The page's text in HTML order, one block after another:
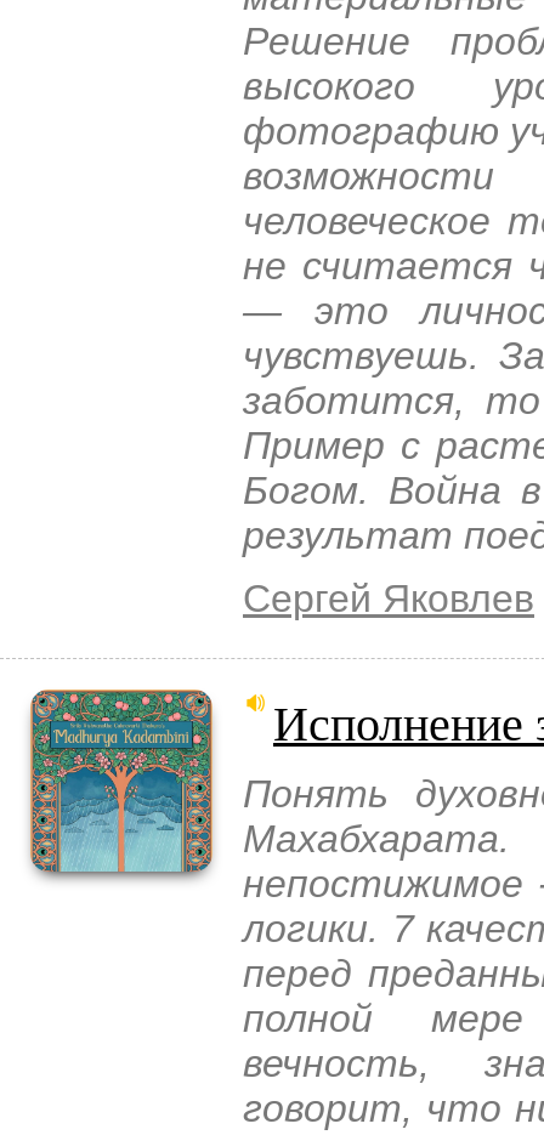
Решение
высокого
фотографию
человеческое
не считается
— это
чувствуешь.
заботится,
Пример с
Богом. Война
результат
Сергей Яковлев
Исполнение
Понять
непостижимое
логики. 7
перед
полной
вечность,
говорит, что